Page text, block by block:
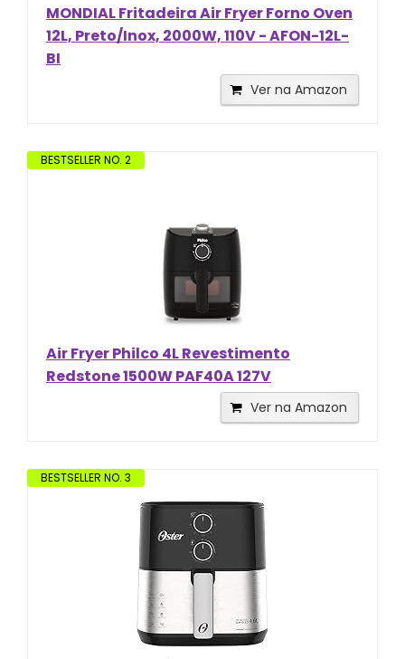
MONDIAL Fritadeira Air Fryer Forno Oven
12L, Preto/Inox, 2000W, 110V - AFON-12L-
BI
Ver na Amazon
BESTSELLER NO. 2
Air Fryer Philco 4L Revestimento
Redstone 1500W PAF40A 127V
Ver na Amazon
BESTSELLER NO. 3